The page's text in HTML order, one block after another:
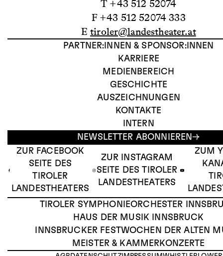
T +43 512 52074
F +43 512 52074 333
Etiroler@landestheater.at
PARTNER:INNEN & SPONSOR:INNEN
KARRIERE
MEDIENBEREICH
GESCHICHTE
AUSZEICHNUNGEN
KONTAKTE
INTERN
NEWSLETTER ABONNIEREN
ZUR FACEBOOK
SEITE DES
TIROLER
LANDESTHEATERS
ZUR INSTAGRAM
SEITE DES TIROLER
LANDESTHEATERS
ZUM
TIROLER SYMPHONIEORCHESTER
HAUS DER MUSIK INNSBRUCK
INNSBRUCKER FESTWOCHEN DER ALTEN
MEISTER & KAMMERKONZERTE